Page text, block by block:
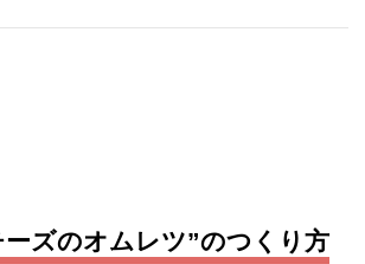
ーズのオムレツ”のつくり方